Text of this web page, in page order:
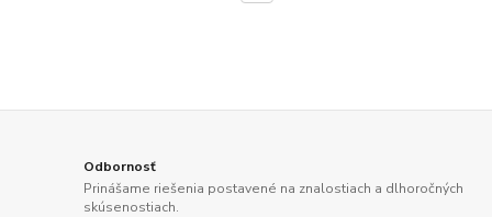
Odbornosť
Prinášame riešenia postavené na znalostiach a dlhoročných
skúsenostiach.